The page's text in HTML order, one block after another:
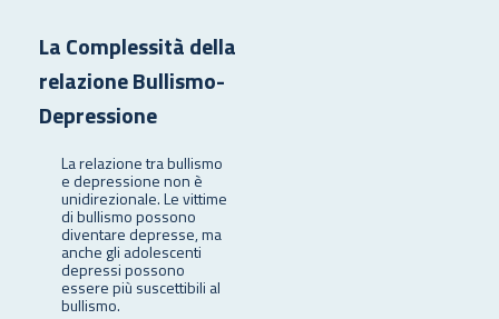
La Complessità della
relazione Bullismo-
Depressione
La relazione tra bullismo
e depressione non è
unidirezionale. Le vittime
di bullismo possono
diventare depresse, ma
anche gli adolescenti
depressi possono
essere più suscettibili al
bullismo.